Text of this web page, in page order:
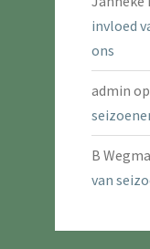
invloed
ons
admin op
B
van